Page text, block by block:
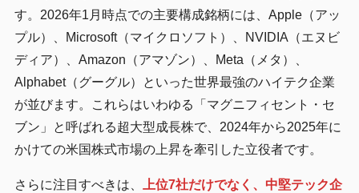
す。2026年1月時点での主要構成銘柄には、Apple（アッ
プル）、Microsoft（マイクロソフト）、NVIDIA（エヌビ
ディア）、Amazon（アマゾン）、Meta（メタ）、
Alphabet（グーグル）といった世界最強のハイテク企業
が並びます。これらはいわゆる「マグニフィセント・セ
ブン」と呼ばれる超大型成長株で、2024年から2025年に
かけての米国株式市場の上昇を牽引した立役者です。
さらに注目すべきは、
上位7社だけでなく、中堅テック企